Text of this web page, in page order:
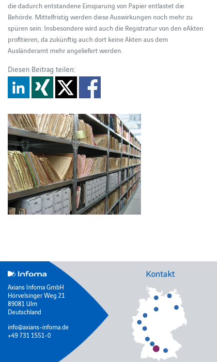
die dadurch entstandene Einsparung von Papier entlastet die
Behörde. Mittelfristig werden diese Auswirkungen noch mehr zu
spüren sein: Insbesondere wird auch die Registratur von den eAkten
profitieren, da zukünftig auch dort keine Akten aus dem
Ausländeramt mehr angeliefert werden.
Diesen Beitrag teilen:
Axians Infoma GmbH
Hörvelsinger Weg 21
89081 Ulm
Deutschland
info@axians-infoma.de
+49 731 1551-0
Kontakt